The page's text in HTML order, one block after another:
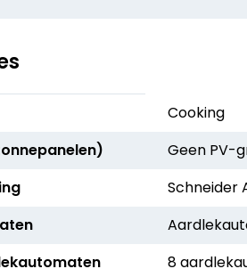
Cooking
Geen PV-
Schneider
8